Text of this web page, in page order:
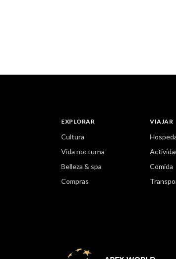
EXPLORAR
Cultura
Vida nocturna
Belleza & spa
Compras
VIAJAR
Comida